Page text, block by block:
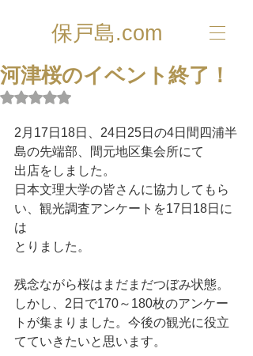
保戸島.com
河津桜のイベント終了！
5つ星のうちNaNと評価されています。
2月17日18日、24日25日の4日間四浦半
島の先端部、間元地区集会所にて
出店をしました。
日本文理大学の皆さんに協力してもら
い、観光調査アンケートを17日18日に
は
とりました。
残念ながら桜はまだまだつぼみ状態。
しかし、2日で170～180枚のアンケー
トが集まりました。今後の観光に役立
てていきたいと思います。